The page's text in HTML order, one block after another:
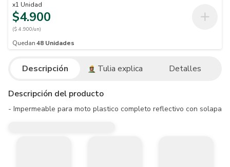
x1 Unidad
$4.900
($ 4.900/un)
Quedan48 Unidades
Descripción Tulia explica Detalles
Descripción del producto
- Impermeable para moto plastico completo reflectivo con solapa